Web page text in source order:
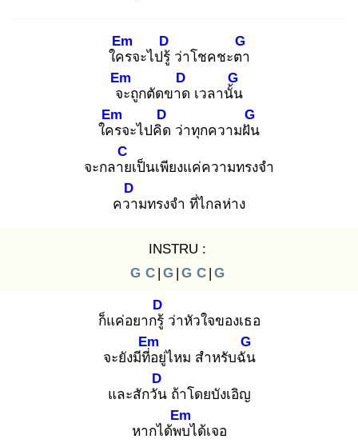
ใคร
Em
จะไปรู้
D
ว่าโชคชะตา
G
จะ
Em
ถูกตัดขาด
D
เวลานั้น
G
ใคร
Em
จะไปคิด
D
ว่าทุกความฝัน
G
จะกลาย
C
เป็นเพียงแค่ความทรงจำ
ควา
D
มทรงจำ ที่ไกลห่าง
INSTRU :
G C | G | G C | G
ก็แค่อยากรู้
D
ว่าหัวใจของเธอ
จะยังมีที่อ
Em
ยู่ไหม สำหรับฉัน
G
และสักวัน
D
ถ้าโดยบังเอิญ
หากได้พบ
Em
ได้เจอ